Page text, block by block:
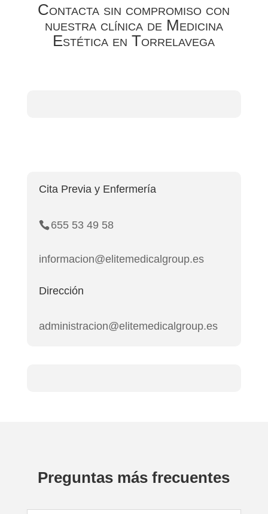
Contacta sin compromiso con
nuestra clínica de Medicina
Estética en Torrelavega
Cita Previa y Enfermería
655 53 49 58
informacion@elitemedicalgroup.es
Dirección
administracion@elitemedicalgroup.es
Preguntas más frecuentes